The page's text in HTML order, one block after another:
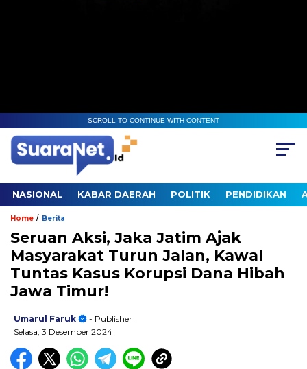
SCROLL TO CONTINUE WITH CONTENT
NASIONAL KABAR DAERAH POLITIK PENDIDIKAN
Home / Berita
Seruan Aksi, Jaka Jatim Ajak
Masyarakat Turun Jalan, Kawal
Tuntas Kasus Korupsi Dana Hibah
Jawa Timur!
Umarul Faruk
- Publisher
Selasa, 3 Desember 2024